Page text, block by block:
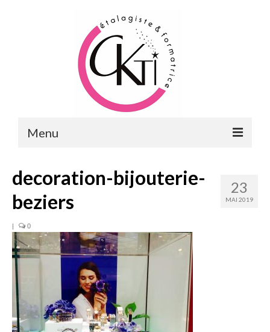
Menu
MERCHANDISING & VITRINES
FORMATIONS RH
FORMATIONS DE FORMATEURS
CONSEILS & PRESTATIONS
23
MAI 2019
decoration-bijouterie-
beziers
| 0